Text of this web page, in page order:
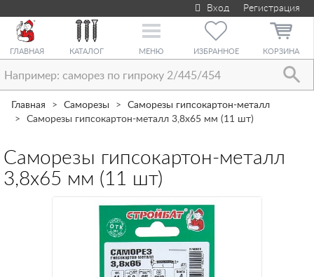
Вход Регистрация
ГЛАВНАЯ КАТАЛОГ
Toggle
МЕНЮ ИЗБРАННОЕ КОРЗИНА
Главная Саморезы
Саморезы гипсокартон-металл
Саморезы гипсокартон-металл 3,8х65 мм (11 шт)
Саморезы гипсокартон-металл
3,8х65 мм (11 шт)